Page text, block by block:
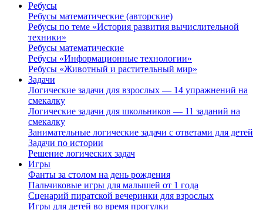
Ребусы
Ребусы математические (авторские)
Ребусы по теме «История развития вычислительной
техники»
Ребусы математические
Ребусы «Информационные технологии»
Ребусы «Животный и растительный мир»
Задачи
Логические задачи для взрослых — 14 упражнений на
смекалку
Логические задачи для школьников — 11 заданий на
смекалку
Занимательные логические задачи с ответами для детей
Задачи по истории
Решение логических задач
Игры
Фанты за столом на день рождения
Пальчиковые игры для малышей от 1 года
Сценарий пиратской вечеринки для взрослых
Игры для детей во время прогулки